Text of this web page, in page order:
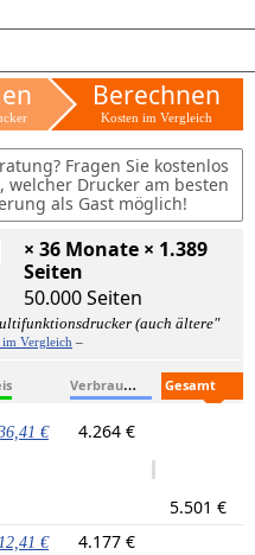
Berechnen
Kosten im Vergleich
Fragen Sie kostenlos
welcher Drucker am besten
als Gast möglich!
× 36 Monate × 1.389
Seiten
50.000 Seiten
(auch ältere"
im Vergleich –
V
erbrauchsmaterialien
€ 4.264 €
5.501 €
€ 4.177 €